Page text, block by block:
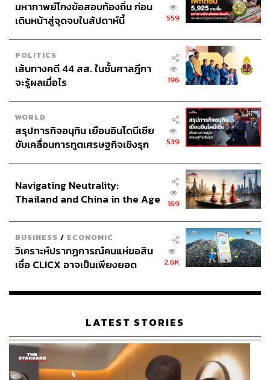
มหากาพย์โกงข้อสอบท้องถิ่น ก่อน
เดินหน้าสู่จุดจบในสัปดาห์นี้
559
POLITICS
เส้นทางคดี 44 สส. ในชั้นศาลฎีกา
จะรู้ผลเมื่อไร
196
WORLD
สรุปภารกิจอนุทิน เยือนอินโดนีเซีย
ขับเคลื่อนการทูตเศรษฐกิจเชิงรุก
539
Navigating Neutrality:
Thailand and China in the Age
169
BUSINESS / ECONOMIC
วิเคราะห์ปรากฏการณ์คนแห่ขอสิน
เชื่อ CLICX อาจเป็นเพียงยอด
เรือนไทยที่ถูกซุกไว้
2.6K
LATEST STORIES